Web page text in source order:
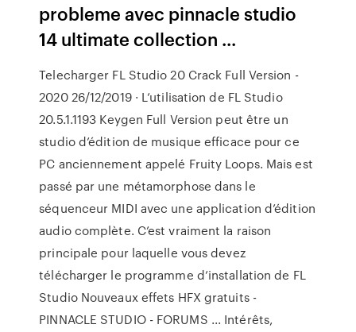
probleme avec pinnacle studio
14 ultimate collection ...
Telecharger FL Studio 20 Crack Full Version -
2020 26/12/2019 · L’utilisation de FL Studio
20.5.1.1193 Keygen Full Version peut être un
studio d’édition de musique efficace pour ce
PC anciennement appelé Fruity Loops. Mais est
passé par une métamorphose dans le
séquenceur MIDI avec une application d’édition
audio complète. C’est vraiment la raison
principale pour laquelle vous devez
télécharger le programme d’installation de FL
Studio Nouveaux effets HFX gratuits -
PINNACLE STUDIO - FORUMS ... Intérêts,